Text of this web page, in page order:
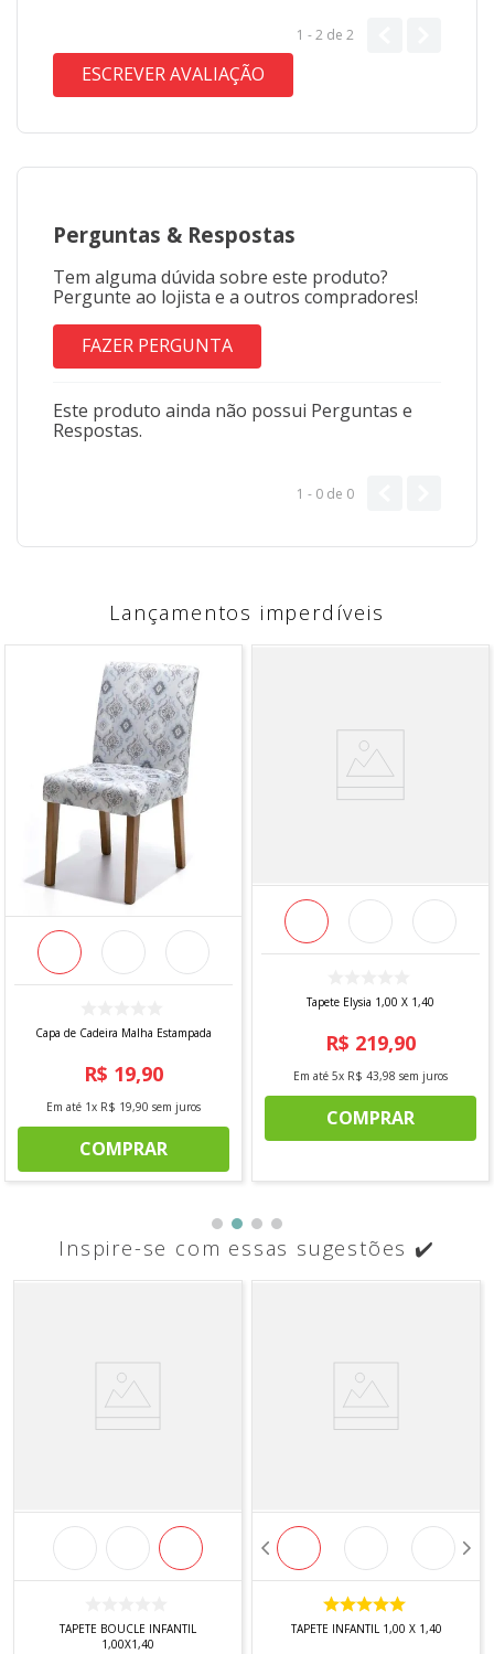
1 - 2 de 2
ESCREVER AVALIAÇÃO
Perguntas & Respostas
Tem alguma dúvida sobre este produto?
Pergunte ao lojista e a outros compradores!
FAZER PERGUNTA
Este produto ainda não possui Perguntas e
Respostas.
1 - 0 de 0
Lançamentos imperdíveis
Capa de Cadeira Malha Estampada
R$ 19,90
Em até 1x R$ 19,90 sem juros
COMPRAR
Tapete Elysia 1,00 X 1,40
R$ 219,90
Em até 5x R$ 43,98 sem juros
COMPRAR
Inspire-se com essas sugestões ✔️
TAPETE BOUCLE INFANTIL
1,00X1,40
TAPETE INFANTIL 1,00 X 1,40